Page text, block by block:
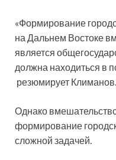
«Формирование
на Дальнем Востоке
является
должна находиться в
резюмирует Климанов.
Однако
формирование
сложной задачей.